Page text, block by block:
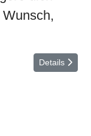
Details